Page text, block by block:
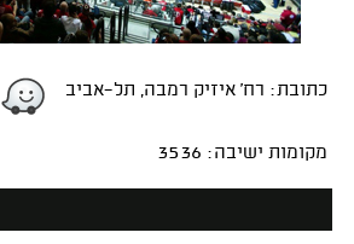
כתובת: רח' איזיק רמבה, תל-אביב
מקומות ישיבה: 3536